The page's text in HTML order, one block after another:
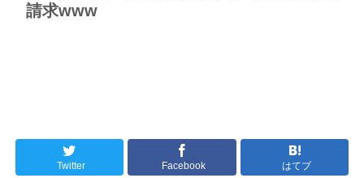
請求www
Twitter Facebook はてブ